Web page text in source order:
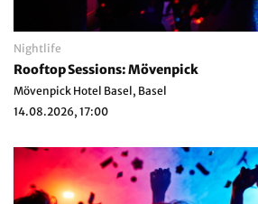
Nightlife
Rooftop Sessions: Mövenpick
Mövenpick Hotel Basel, Basel
14.08.2026, 17:00